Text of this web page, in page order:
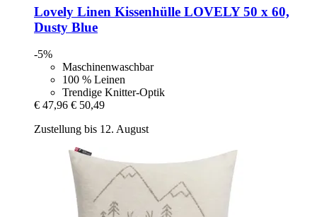
Lovely Linen Kissenhülle LOVELY 50 x 60,
Dusty Blue
-5%
Maschinenwaschbar
100 % Leinen
Trendige Knitter-Optik
€ 47,96 € 50,49
Zustellung bis 12. August